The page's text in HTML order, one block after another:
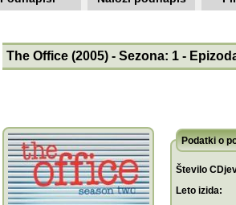
The Office (2005) - Sezona: 1 -
Podatki o
Število
Leto izida: